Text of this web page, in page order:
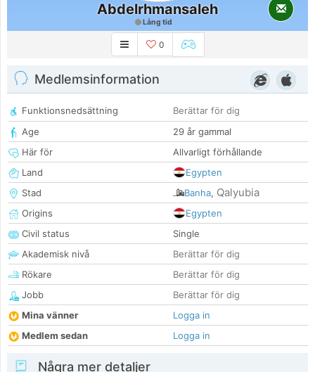
Abdelrhmansaleh
Lång tid
0
Medlemsinformation
Funktionsnedsättning
Berättar för dig
Age
29 år gammal
Här för
Allvarligt förhållande
Land
Egypten
Stad
Banha, Qalyubia
Origins
Egypten
Civil status
Single
Akademisk nivå
Berättar för dig
Rökare
Berättar för dig
Jobb
Berättar för dig
Mina vänner
Logga in
Medlem sedan
Logga in
Några mer detaljer